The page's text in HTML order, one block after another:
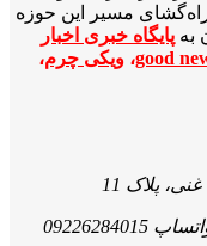
مسیر این حوزه
به پایگاه خبری اخبار
good، ویکی چرم،
پلاک 11